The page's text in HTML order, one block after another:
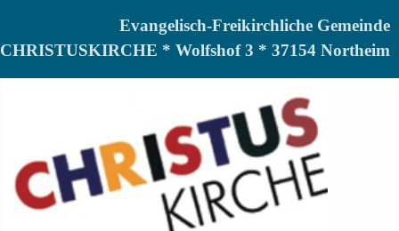
Evangelisch-Freikirchliche Gemeinde
CHRISTUSKIRCHE * Wolfshof 3 * 37154 Northeim